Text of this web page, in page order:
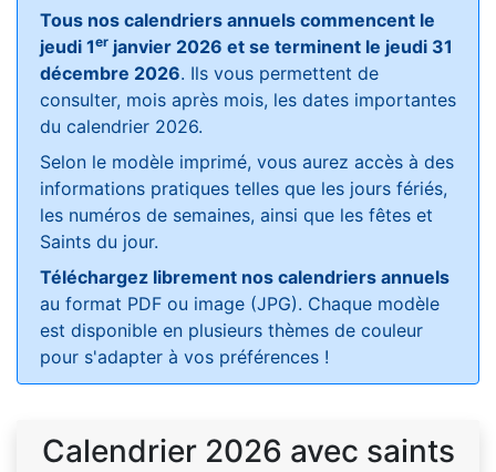
Tous nos calendriers annuels commencent le
jeudi 1er janvier 2026 et se terminent le jeudi 31
décembre 2026. Ils vous permettent de
consulter, mois après mois, les dates importantes
du calendrier 2026.
Selon le modèle imprimé, vous aurez accès à des
informations pratiques telles que les jours fériés,
les numéros de semaines, ainsi que les fêtes et
Saints du jour.
Téléchargez librement nos calendriers annuels
au format PDF ou image (JPG). Chaque modèle
est disponible en plusieurs thèmes de couleur
pour s'adapter à vos préférences !
Calendrier 2026 avec saints